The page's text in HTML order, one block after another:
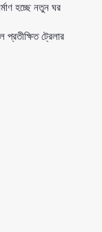
হচ্ছে নতুন ঘর
প্রতীক্ষিত ট্রেলার